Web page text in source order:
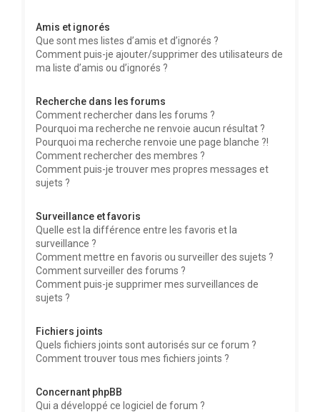
Amis et ignorés
Que sont mes listes d’amis et d’ignorés ?
Comment puis-je ajouter/supprimer des utilisateurs de
ma liste d’amis ou d’ignorés ?
Recherche dans les forums
Comment rechercher dans les forums ?
Pourquoi ma recherche ne renvoie aucun résultat ?
Pourquoi ma recherche renvoie une page blanche ?!
Comment rechercher des membres ?
Comment puis-je trouver mes propres messages et
sujets ?
Surveillance et favoris
Quelle est la différence entre les favoris et la
surveillance ?
Comment mettre en favoris ou surveiller des sujets ?
Comment surveiller des forums ?
Comment puis-je supprimer mes surveillances de
sujets ?
Fichiers joints
Quels fichiers joints sont autorisés sur ce forum ?
Comment trouver tous mes fichiers joints ?
Concernant phpBB
Qui a développé ce logiciel de forum ?